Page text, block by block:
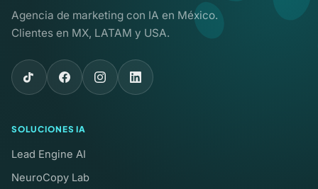
Agencia de marketing con IA en México.
Clientes en MX, LATAM y USA.
SOLUCIONES IA
Lead Engine AI
NeuroCopy Lab